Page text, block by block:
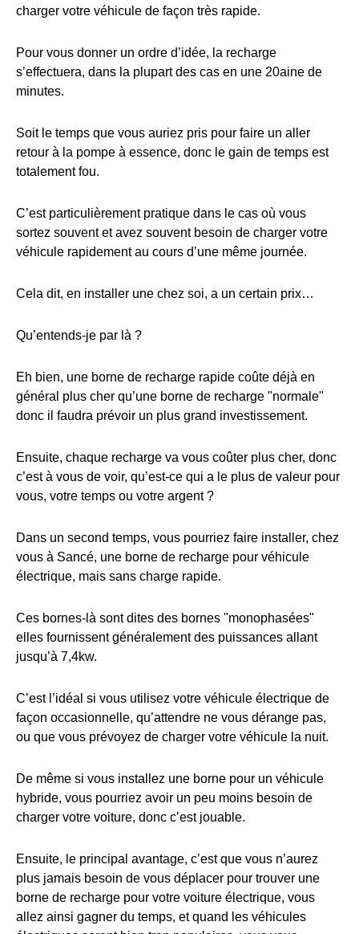
charger votre véhicule de façon très rapide.
Pour vous donner un ordre d’idée, la recharge
s’effectuera, dans la plupart des cas en une 20aine de
minutes.
Soit le temps que vous auriez pris pour faire un aller
retour à la pompe à essence, donc le gain de temps est
totalement fou.
C’est particulièrement pratique dans le cas où vous
sortez souvent et avez souvent besoin de charger votre
véhicule rapidement au cours d’une même journée.
Cela dit, en installer une chez soi, a un certain prix…
Qu’entends-je par là ?
Eh bien, une borne de recharge rapide coûte déjà en
général plus cher qu’une borne de recharge "normale"
donc il faudra prévoir un plus grand investissement.
Ensuite, chaque recharge va vous coûter plus cher, donc
c’est à vous de voir, qu’est-ce qui a le plus de valeur pour
vous, votre temps ou votre argent ?
Dans un second temps, vous pourriez faire installer, chez
vous à Sancé, une borne de recharge pour véhicule
électrique, mais sans charge rapide.
Ces bornes-là sont dites des bornes "monophasées"
elles fournissent généralement des puissances allant
jusqu’à 7,4kw.
C’est l’idéal si vous utilisez votre véhicule électrique de
façon occasionnelle, qu’attendre ne vous dérange pas,
ou que vous prévoyez de charger votre véhicule la nuit.
De même si vous installez une borne pour un véhicule
hybride, vous pourriez avoir un peu moins besoin de
charger votre voiture, donc c’est jouable.
Ensuite, le principal avantage, c’est que vous n’aurez
plus jamais besoin de vous déplacer pour trouver une
borne de recharge pour votre voiture électrique, vous
allez ainsi gagner du temps, et quand les véhicules